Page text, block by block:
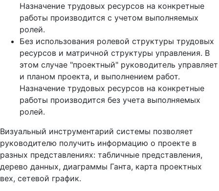
Назначение трудовых ресурсов на конкретные
работы производится с учетом выполняемых
ролей.
Без использования ролевой структуры трудовых
ресурсов и матричной структуры управления. В
этом случае "проектный" руководитель управляет
и планом проекта, и выполнением работ.
Назначение трудовых ресурсов на конкретные
работы производится без учета выполняемых
ролей.
Визуальный инструментарий системы позволяет
руководителю получить информацию о проекте в
разных представлениях: табличные представления,
дерево данных, диаграммы Ганта, карта проектных
вех, сетевой график.